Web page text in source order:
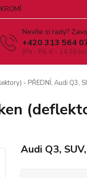
Nevíte si rady?
+420 313 564
(Po - Pá: 6 - 14:30
- PŘEDNÍ, Audi Q3,
Audi Q3,